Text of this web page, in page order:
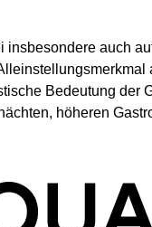
auch
Bedeutung
höheren